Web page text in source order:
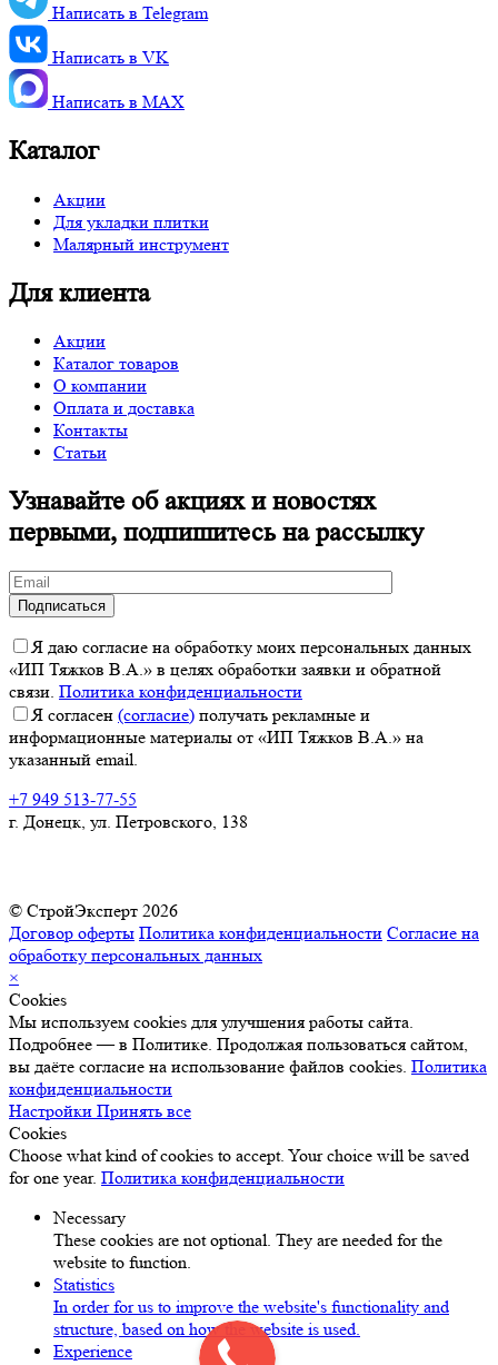
Написать в Telegram
Написать в VK
Написать в MАХ
Каталог
Акции
Для укладки плитки
Малярный инструмент
Для клиента
Акции
Каталог товаров
О компании
Оплата и доставка
Контакты
Статьи
Узнавайте об акциях и новостях
первыми, подпишитесь на рассылку
Я даю согласие на обработку моих персональных данных
«ИП Тяжков В.А.» в целях обработки заявки и обратной
связи. Политика конфиденциальности
Я согласен (согласие) получать рекламные и
информационные материалы от «ИП Тяжков В.А.» на
указанный email.
+7 949 513-77-55
г. Донецк, ул. Петровского, 138
© СтройЭксперт 2026
Договор оферты Политика конфиденциальности Согласие на
обработку персональных данных
×
Cookies
Мы используем cookies для улучшения работы сайта.
Подробнее — в Политике. Продолжая пользоваться сайтом,
вы даёте согласие на использование файлов cookies. Политика
конфиденциальности
Настройки Принять все
Cookies
Choose what kind of cookies to accept. Your choice will be saved
for one year. Политика конфиденциальности
Necessary
These cookies are not optional. They are needed for the
website to function.
Statistics
In order for us to improve the website's functionality and
structure, based on how the website is used.
Experience